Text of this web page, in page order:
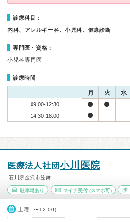
診療科目：
内科、アレルギー科、小児科、健康診断
専門医・資格：
小児科専門医
診療時間
月 火 水
09:00-12:30
14:30-18:00
医療法人社団小川医院
石川県金沢市笠舞
駐車場あり マイナ受付(スマホ可)
土曜（〜12:00）